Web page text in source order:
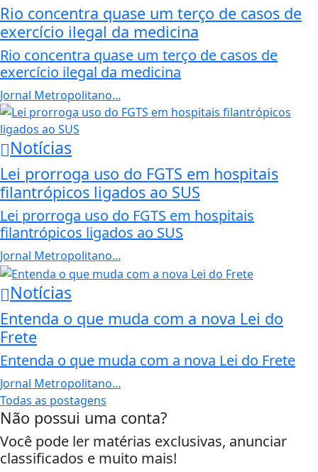
Rio concentra quase um terço de casos de
exercício ilegal da medicina
Rio concentra quase um terço de casos de
exercício ilegal da medicina
Jornal Metropolitano...
Notícias
Lei prorroga uso do FGTS em hospitais
filantrópicos ligados ao SUS
Lei prorroga uso do FGTS em hospitais
filantrópicos ligados ao SUS
Jornal Metropolitano...
Notícias
Entenda o que muda com a nova Lei do
Frete
Entenda o que muda com a nova Lei do Frete
Jornal Metropolitano...
Todas as postagens
Não possui uma conta?
Você pode ler matérias exclusivas, anunciar
classificados e muito mais!